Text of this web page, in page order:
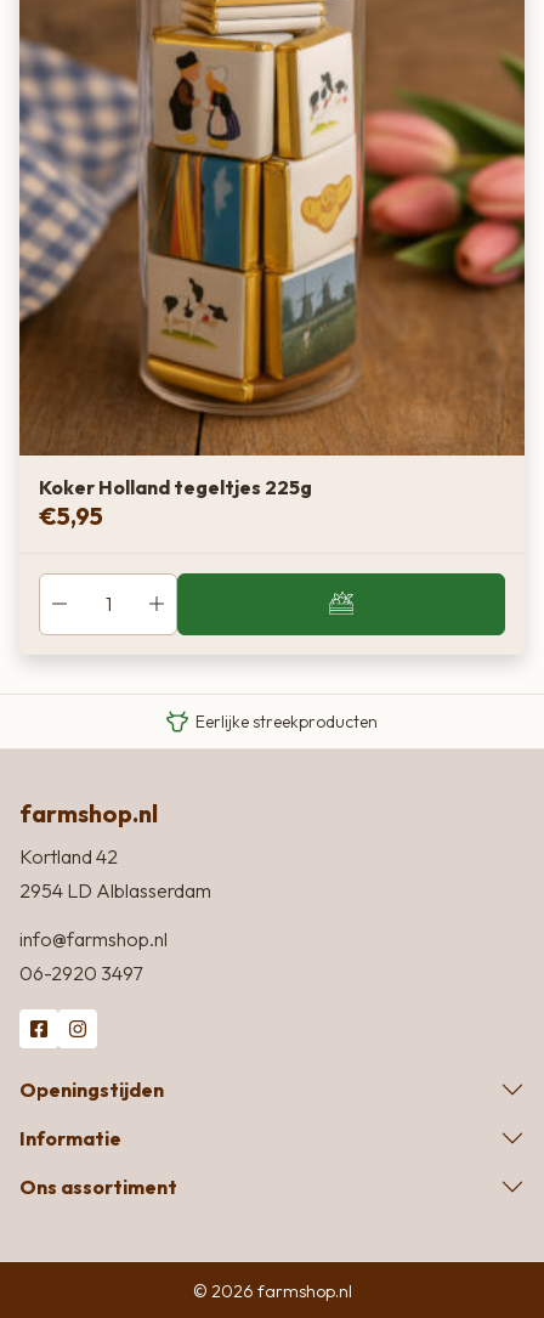
Koker Holland tegeltjes 225g
€5,95
Eigen Limousin runderen
Eerlijke streekproducten
farmshop.nl
Kortland 42
2954 LD Alblasserdam
info@farmshop.nl
06-2920 3497
Openingstijden
Informatie
Ons assortiment
© 2026 farmshop.nl